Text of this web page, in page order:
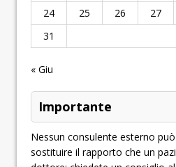
24
25 26 27
31
« Giu
Importante
Nessun consulente esterno
sostituire il rapporto che un